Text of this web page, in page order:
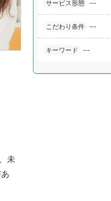
サービス形態 ---
こだわり条件 ---
キーワード ---
未